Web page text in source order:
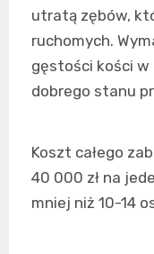
utratą zębów,
ruchomych.
gęstości kości
dobrego stanu
Koszt całego
40 000 zł na
mniej niż 10-14